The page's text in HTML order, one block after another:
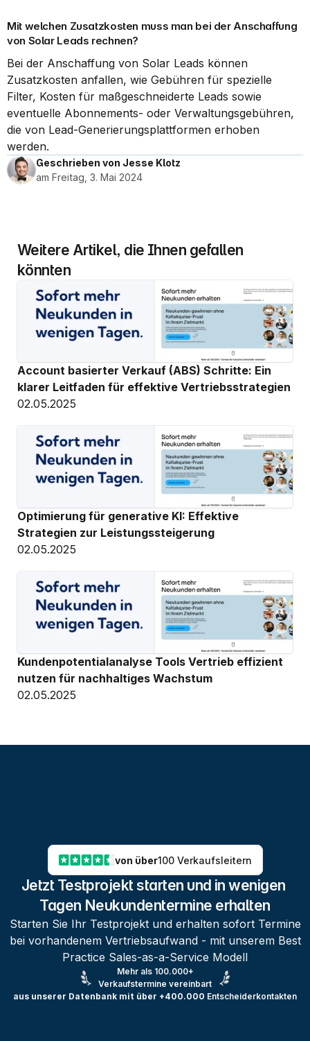
Mit welchen Zusatzkosten muss man bei der Anschaffung
von Solar Leads rechnen?
Bei der Anschaffung von Solar Leads können
Zusatzkosten anfallen, wie Gebühren für spezielle
Filter, Kosten für maßgeschneiderte Leads sowie
eventuelle Abonnements- oder Verwaltungsgebühren,
die von Lead-Generierungsplattformen erhoben
werden.
Geschrieben von Jesse Klotz
am Freitag, 3. Mai 2024
Weitere Artikel, die Ihnen gefallen
könnten
Account basierter Verkauf (ABS) Schritte: Ein
klarer Leitfaden für effektive Vertriebsstrategien
02.05.2025
Optimierung für generative KI: Effektive
Strategien zur Leistungssteigerung
02.05.2025
Kundenpotentialanalyse Tools Vertrieb effizient
nutzen für nachhaltiges Wachstum
02.05.2025
von über100 Verkaufsleitern
Jetzt Testprojekt starten und in wenigen
Tagen Neukundentermine erhalten
Starten Sie Ihr Testprojekt und erhalten sofort Termine
bei vorhandenem Vertriebsaufwand - mit unserem Best
Practice Sales-as-a-Service Modell
Mehr als 100.000+
Verkaufstermine vereinbart
aus unserer Datenbank mit über +400.000 Entscheiderkontakten